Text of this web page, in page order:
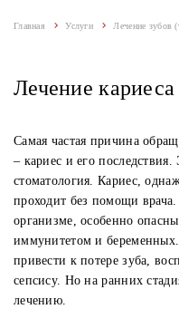
Главная Услуги Лечение зубов
Лечение кариеса
Самая частая причина
– кариес и его
стоматология. Кариес,
проходит без помощи
организме, особенно
иммунитетом и
привести к потере зуба,
сепсису. Но на ранних
лечению.